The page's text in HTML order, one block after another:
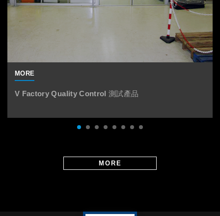
V Factory Quality Control 測試產品
MORE